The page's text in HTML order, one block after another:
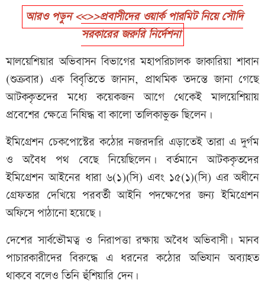
আরও পড়ুন <<>>প্রবাসীদের ওয়ার্ক পারমিট নিয়ে সৌদি
সরকারের জরুরি নির্দেশনা
মালয়েশিয়ার অভিবাসন বিভাগের মহাপরিচালক জাকারিয়া শাবান
(শুক্রবার) এক বিবৃতিতে জানান, প্রাথমিক তদন্তে জানা গেছে
আটককৃতদের মধ্যে কয়েকজন আগে থেকেই মালয়েশিয়ায়
প্রবেশের ক্ষেত্রে নিষিদ্ধ বা কালো তালিকাভুক্ত ছিলেন।
ইমিগ্রেশন চেকপোস্টের কঠোর নজরদারি এড়াতেই তারা এ দুর্গম
ও অবৈধ পথ বেছে নিয়েছিলেন। বর্তমানে আটককৃতদের
ইমিগ্রেশন আইনের ধারা ৬(১)(সি) এবং ১৫(১)(সি) এর অধীনে
গ্রেফতার দেখিয়ে পরবর্তী আইনি পদক্ষেপের জন্য ইমিগ্রেশন
অফিসে পাঠানো হয়েছে।
দেশের সার্বভৌমত্ব ও নিরাপত্তা রক্ষায় অবৈধ অভিবাসী। মানব
পাচারকারীদের বিরুদ্ধে এ ধরনের কঠোর অভিযান অব্যাহত
থাকবে বলেও তিনি হুঁশিয়ারি দেন।